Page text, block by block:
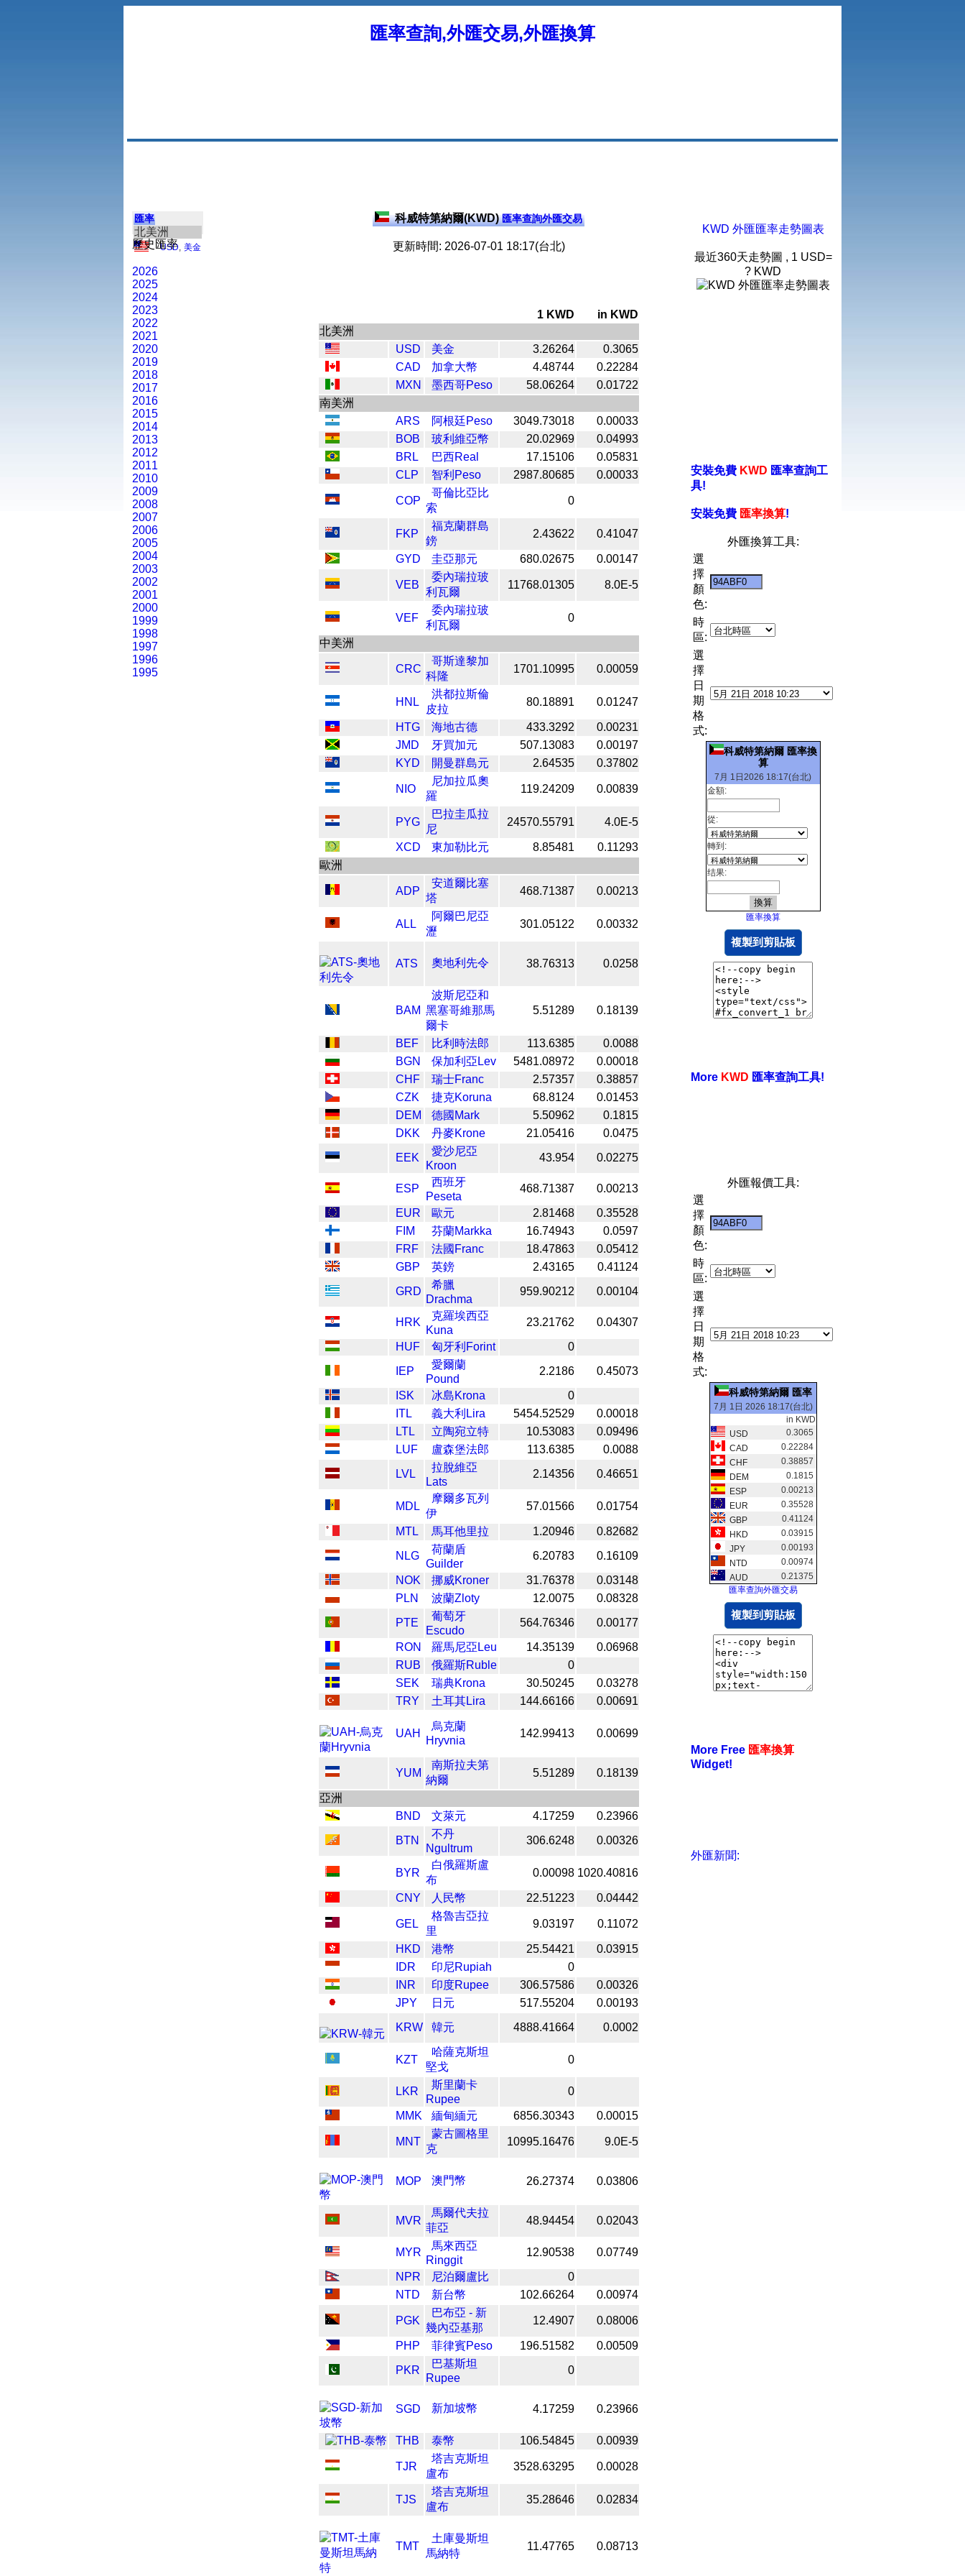
匯率查詢,外匯交易,外匯換算
匯率
北美洲
USD 美金
歷史匯率
2026
2025
2024
2023
2022
2021
2020
2019
2018
2017
2016
2015
2014
2013
2012
2011
2010
2009
2008
2007
2006
2005
2004
2003
2002
2001
2000
1999
1998
1997
1996
1995
科威特第納爾(KWD)匯率查詢外匯交易
更新時間: 2026-07-01 18:17(台北)
1 KWD
in KWD
北美洲
USD
美金 3.26264
0.3065
CAD
加拿大幣 4.48744
0.22284
MXN
墨西哥Peso 58.06264
0.01722
南美洲
ARS
阿根廷Peso 3049.73018
0.00033
BOB
玻利維亞幣 20.02969
0.04993
BRL
巴西Real 17.15106
0.05831
CLP
智利Peso 2987.80685 0.00033
COP
哥倫比亞比
索
0
FKP
福克蘭群島
鎊
2.43622 0.41047
GYD 圭亞那元 680.02675 0.00147
VEB
委內瑞拉玻
利瓦爾
11768.01305 8.0E-5
VEF
委內瑞拉玻
利瓦爾
0
中美洲
CRC
哥斯達黎加
科隆
1701.10995 0.00059
HNL
洪都拉斯倫
皮拉
80.18891 0.01247
HTG 海地古德 433.3292
0.00231
JMD
牙買加元 507.13083
0.00197
KYD
開曼群島元 2.64535 0.37802
NIO
尼加拉瓜奧
羅
119.24209 0.00839
PYG
巴拉圭瓜拉
尼
24570.55791 4.0E-5
XCD 東加勒比元 8.85481
0.11293
歐洲
ADP
安道爾比塞
塔
468.71387 0.00213
ALL
阿爾巴尼亞
瀝
301.05122 0.00332
ATS 奧地利先令 38.76313 0.0258
BAM
波斯尼亞和
黑塞哥維那馬
爾卡
5.51289 0.18139
BEF 比利時法郎 113.6385
0.0088
BGN
保加利亞Lev 5481.08972
0.00018
CHF
瑞士Franc 2.57357
0.38857
CZK
捷克Koruna 68.8124
0.01453
DEM
德國Mark 5.50962
0.1815
DKK
丹麥Krone 21.05416
0.0475
EEK
愛沙尼亞
Kroon
43.954 0.02275
ESP
西班牙
Peseta
468.71387
0.00213
EUR
歐元 2.81468
0.35528
FIM
芬蘭Markka 16.74943
0.0597
FRF
法國Franc 18.47863
0.05412
GBP
英鎊 2.43165
0.41124
GRD
希臘
Drachma
959.90212 0.00104
HRK
克羅埃西亞
Kuna
23.21762
0.04307
HUF
匈牙利Forint
0
IEP
愛爾蘭
Pound
2.2186
0.45073
ISK
冰島Krona
0
ITL
義大利Lira 5454.52529
0.00018
LTL
立陶宛立特 10.53083
0.09496
LUF
盧森堡法郎 113.6385
0.0088
LVL
拉脫維亞
Lats
2.14356 0.46651
MDL
摩爾多瓦列
伊
57.01566 0.01754
MTL 馬耳他里拉 1.20946
0.82682
NLG
荷蘭盾
Guilder
6.20783
0.16109
NOK
挪威Kroner 31.76378
0.03148
PLN
波蘭Zloty 12.0075
0.08328
PTE
葡萄牙
Escudo
564.76346
0.00177
RON
羅馬尼亞Leu 14.35139
0.06968
RUB
俄羅斯Ruble
0
SEK
瑞典Krona 30.50245
0.03278
TRY
土耳其Lira 144.66166 0.00691
UAH
烏克蘭
Hryvnia
142.99413 0.00699
YUM
南斯拉夫第
納爾
5.51289 0.18139
亞洲
BND
文萊元 4.17259
0.23966
BTN
不丹
Ngultrum
306.6248 0.00326
BYR
白俄羅斯盧
布
0.00098 1020.40816
CNY 人民幣 22.51223 0.04442
GEL
格魯吉亞拉
里
9.03197 0.11072
HKD 港幣 25.54421
0.03915
IDR
印尼Rupiah
0
INR
印度Rupee 306.57586
0.00326
JPY
日元 517.55204
0.00193
KRW
韓元 4888.41664 0.0002
KZT
哈薩克斯坦
堅戈
0
LKR
斯里蘭卡
Rupee
0
MMK
緬甸緬元 6856.30343 0.00015
MNT
蒙古圖格里
克
10995.16476 9.0E-5
MOP 澳門幣 26.27374 0.03806
MVR
馬爾代夫拉
菲亞
48.94454 0.02043
MYR
馬來西亞
Ringgit
12.90538
0.07749
NPR
尼泊爾盧比
0
NTD
新台幣 102.66264 0.00974
PGK
巴布亞 - 新
幾內亞基那
12.4907 0.08006
PHP 菲律賓Peso 196.51582
0.00509
PKR
巴基斯坦
Rupee
0
SGD 新加坡幣 4.17259 0.23966
THB 泰幣 106.54845 0.00939
TJR
塔吉克斯坦
盧布
3528.63295 0.00028
TJS
塔吉克斯坦
盧布
35.28646 0.02834
TMT
土庫曼斯坦
馬納特
11.47765 0.08713
KWD 外匯匯率走勢圖表
最近360天走勢圖 , 1 USD=
? KWD
安裝免費 KWD 匯率查詢工
具!
安裝免費 匯率換算!
外匯換算工具:
選
擇
顏
色:
時
區:
選
擇
日
期
格
式:
科威特第納爾 匯率換
算
7月 1日2026 18:17(台北)
金額:
從:
轉到:
结果:
匯率換算
複製到剪貼板
More KWD 匯率查詢工具!
外匯報價工具:
選
擇
顏
色:
時
區:
選
擇
日
期
格
式:
科威特第納爾 匯率
7月 1日 2026 18:17(台北)
in KWD
USD
0.3065
CAD
0.22284
CHF
0.38857
DEM
0.1815
ESP
0.00213
EUR
0.35528
GBP
0.41124
HKD
0.03915
JPY
0.00193
NTD
0.00974
AUD
0.21375
匯率查詢外匯交易
複製到剪貼板
More Free 匯率換算
Widget!
外匯新聞: